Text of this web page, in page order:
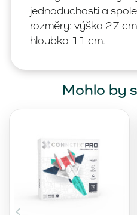
jednoduchosti a
rozměry: výška 27
hloubka 11 cm.
Mohlo by